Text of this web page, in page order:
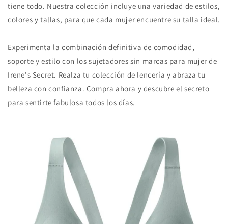
tiene todo. Nuestra colección incluye una variedad de estilos,
colores y tallas, para que cada mujer encuentre su talla ideal.
Experimenta la combinación definitiva de comodidad,
soporte y estilo con los sujetadores sin marcas para mujer de
Irene's Secret. Realza tu colección de lencería y abraza tu
belleza con confianza. Compra ahora y descubre el secreto
para sentirte fabulosa todos los días.